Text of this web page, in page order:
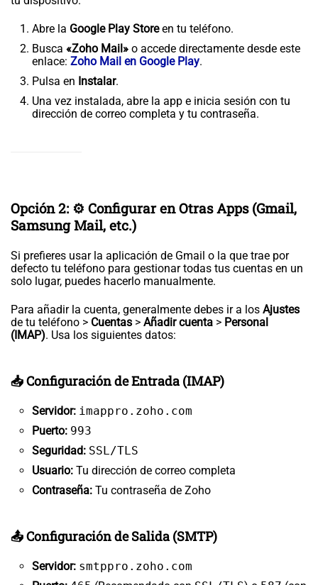
Abre la Google Play Storeen tu teléfono.
Busca «Zoho Mail» o accede directamente desde este
enlace: Zoho Mail en Google Play.
Pulsa en Instalar.
Una vez instalada, abre la app e inicia sesión con tu
dirección de correo completa y tu contraseña.
Opción 2: ⚙️ Configurar en Otras Apps (Gmail,
Samsung Mail, etc.)
Si prefieres usar la aplicación de Gmail o la que trae por
defecto tu teléfono para gestionar todas tus cuentas en un
solo lugar, puedes hacerlo manualmente.
Para añadir la cuenta, generalmente debes ir a los Ajustes
de tu teléfono > Cuentas > Añadir cuenta > Personal
(IMAP). Usa los siguientes datos:
📥 Configuración de Entrada (IMAP)
Servidor: imappro.zoho.com
Puerto: 993
Seguridad: SSL/TLS
Usuario: Tu dirección de correo completa
Contraseña: Tu contraseña de Zoho
📤 Configuración de Salida (SMTP)
Servidor: smtppro.zoho.com